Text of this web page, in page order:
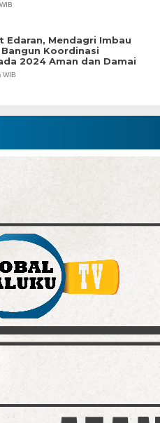
Edaran, Mendagri Imbau
Koordinasi
2024 Aman dan Damai
WIB